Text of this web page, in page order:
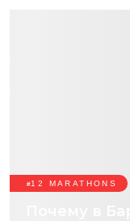
12 MARATHONS
Почему в